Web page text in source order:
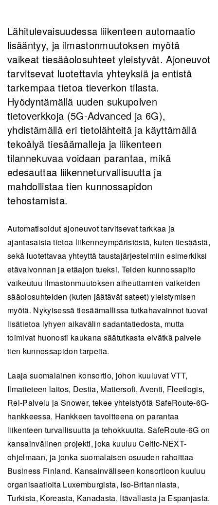
Lähitulevaisuudessa liikenteen automaatio
lisääntyy, ja ilmastonmuutoksen myötä
vaikeat tiesääolosuhteet yleistyvät. Ajoneuvot
tarvitsevat luotettavia yhteyksiä ja entistä
tarkempaa tietoa tieverkon tilasta.
Hyödyntämällä uuden sukupolven
tietoverkkoja (5G-Advanced ja 6G),
yhdistämällä eri tietolähteitä ja käyttämällä
tekoälyä tiesäämalleja ja liikenteen
tilannekuvaa voidaan parantaa, mikä
edesauttaa liikenneturvallisuutta ja
mahdollistaa tien kunnossapidon
tehostamista.
Automatisoidut ajoneuvot tarvitsevat tarkkaa ja
ajantasaista tietoa liikenneympäristöstä, kuten tiesäästä,
sekä luotettavaa yhteyttä taustajärjestelmiin esimerkiksi
etävalvonnan ja etäajon tueksi. Teiden kunnossapito
vaikeutuu ilmastonmuutoksen aiheuttamien vaikeiden
sääolosuhteiden (kuten jäätävät sateet) yleistymisen
myötä. Nykyisessä tiesäämallissa tutkahavainnot tuovat
lisätietoa lyhyen aikavälin sadantatiedosta, mutta
toimivat huonosti kaukana säätutkasta eivätkä palvele
tien kunnossapidon tarpeita.
Laaja suomalainen konsortio, johon kuuluvat VTT,
Ilmatieteen laitos, Destia, Mattersoft, Aventi, Fleetlogis,
Rel-Palvelu ja Snower, tekee yhteistyötä SafeRoute-6G-
hankkeessa. Hankkeen tavoitteena on parantaa
liikenteen turvallisuutta ja tehokkuutta. SafeRoute-6G on
kansainvälinen projekti, joka kuuluu Celtic-NEXT-
ohjelmaan, ja jonka suomalaisen osuuden rahoittaa
Business Finland. Kansainväliseen konsortioon kuuluu
organisaatioita Luxemburgista, Iso-Britanniasta,
Turkista, Koreasta, Kanadasta, Itävallasta ja Espanjasta.